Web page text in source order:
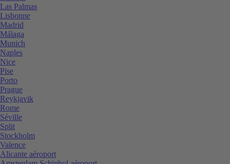
Las Palmas
Lisbonne
Madrid
Málaga
Munich
Naples
Nice
Pise
Porto
Prague
Reykjavik
Rome
Séville
Split
Stockholm
Valence
Alicante aéroport